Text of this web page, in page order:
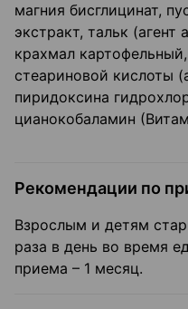
магния бисглицинат,
экстракт, тальк
крахмал
стеариновой кислоты
пиридоксина
цианокобаламин
Рекомендации по
Взрослым и детям
раза в день во время
приема – 1 месяц.